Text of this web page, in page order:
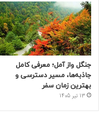
جنگل واز آمل؛ معرفی کامل
جاذبه‌ها، مسیر دسترسی و
بهترین زمان سفر
13 تیر 1405